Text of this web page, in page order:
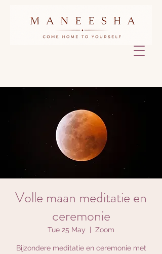
Volle maan meditatie en
ceremonie
Tue 25 May Zoom
Bijzondere meditatie en ceremonie met